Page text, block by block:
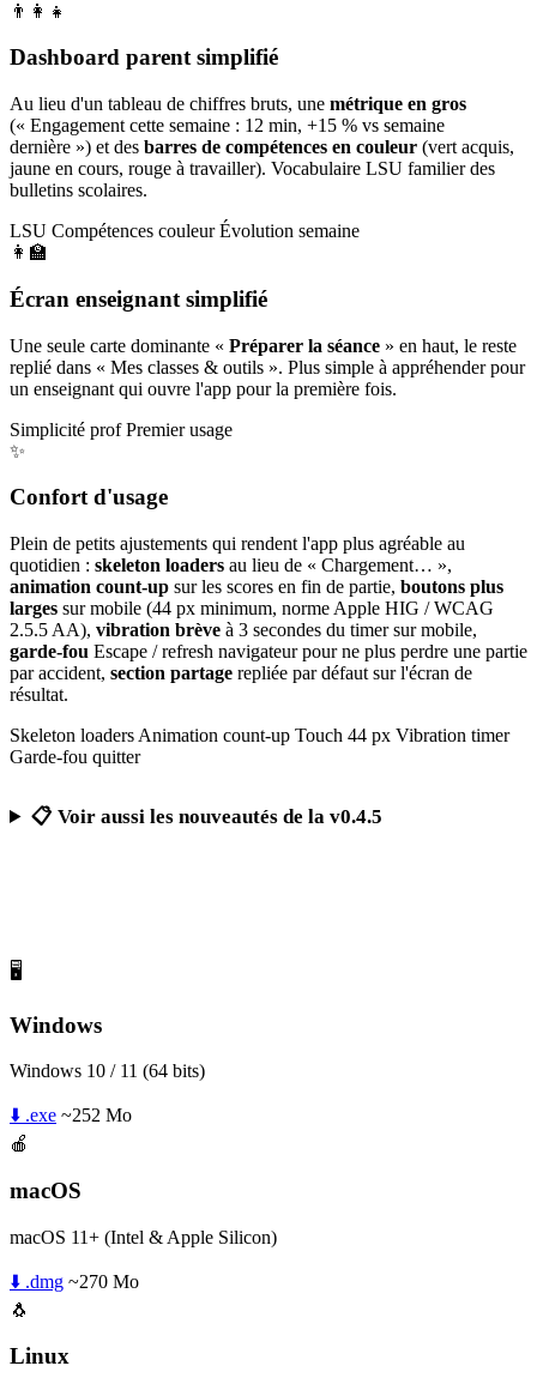
👨‍👩‍👧
Dashboard parent simplifié
Au lieu d'un tableau de chiffres bruts, une métrique en gros
(« Engagement cette semaine : 12 min, +15 % vs semaine
dernière ») et des barres de compétences en couleur (vert acquis,
jaune en cours, rouge à travailler). Vocabulaire LSU familier des
bulletins scolaires.
LSU Compétences couleur Évolution semaine
👩‍🏫
Écran enseignant simplifié
Une seule carte dominante « Préparer la séance » en haut, le reste
replié dans « Mes classes & outils ». Plus simple à appréhender pour
un enseignant qui ouvre l'app pour la première fois.
Simplicité prof Premier usage
✨
Confort d'usage
Plein de petits ajustements qui rendent l'app plus agréable au
quotidien : skeleton loaders au lieu de « Chargement… »,
animation count-up sur les scores en fin de partie, boutons plus
larges sur mobile (44 px minimum, norme Apple HIG / WCAG
2.5.5 AA), vibration brève à 3 secondes du timer sur mobile,
garde-fou Escape / refresh navigateur pour ne plus perdre une partie
par accident, section partage repliée par défaut sur l'écran de
résultat.
Skeleton loaders Animation count-up Touch 44 px Vibration timer
Garde-fou quitter
📋 Voir aussi les nouveautés de la v0.4.5
🖥️
Windows
Windows 10 / 11 (64 bits)
⬇️ .exe ~252 Mo
🍎
macOS
macOS 11+ (Intel & Apple Silicon)
⬇️ .dmg ~270 Mo
🐧
Linux